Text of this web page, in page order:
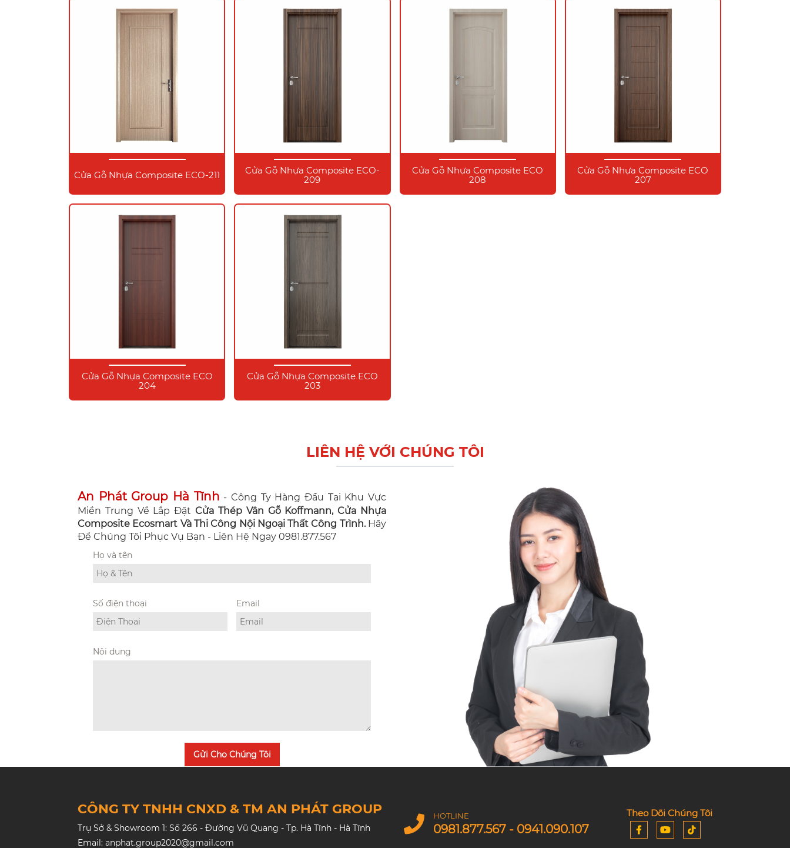
Cửa Gỗ Nhựa Composite ECO-211
Cửa Gỗ Nhựa Composite ECO-
209
Cửa Gỗ Nhựa Composite ECO
208
Cửa Gỗ Nhựa Composite ECO
207
Cửa Gỗ Nhựa Composite ECO
204
Cửa Gỗ Nhựa Composite ECO
203
LIÊN HỆ VỚI CHÚNG TÔI
An Phát Group Hà Tĩnh - Công Ty Hàng Đầu Tại Khu Vực
Miền Trung Về Lắp ĐặtCửa Thép Vân Gỗ Koffmann, Cửa Nhựa
Composite Ecosmart Và Thi Công Nội Ngoại Thất Công Trình. Hãy
Để Chúng Tôi Phục Vụ Bạn - Liên Hệ Ngay 0981.877.567
Họ và tên
Số điện thoại Email
Nội dung
Gửi Cho Chúng Tôi
CÔNG TY TNHH CNXD & TM AN PHÁT GROUP
Trụ Sở & Showroom 1: Số 266 - Đường Vũ Quang - Tp. Hà Tĩnh - Hà Tĩnh
Email: anphat.group2020@gmail.com
HOTLINE
0981.877.567 - 0941.090.107
Theo Dõi Chúng Tôi